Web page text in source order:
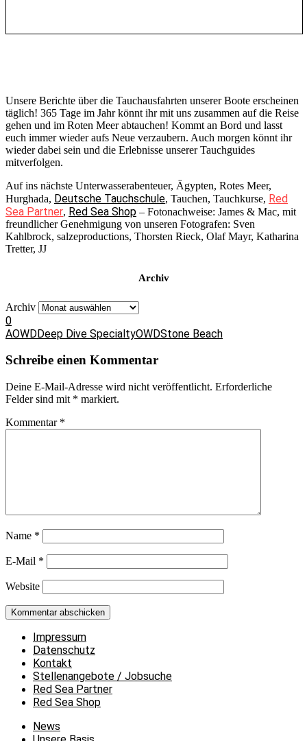
Unsere Berichte über die Tauchausfahrten unserer Boote erscheinen
täglich! 365 Tage im Jahr könnt ihr mit uns zusammen auf die Reise
gehen und im Roten Meer abtauchen! Kommt an Bord und lasst
euch immer wieder aufs Neue verzaubern. Auch morgen könnt ihr
wieder dabei sein und die Erlebnisse unserer Tauchguides
mitverfolgen.
Auf ins nächste Unterwasserabenteuer, Ägypten, Rotes Meer,
Hurghada, Deutsche Tauchschule, Tauchen, Tauchkurse, Red
Sea Partner, Red Sea Shop – Fotonachweise: James & Mac, mit
freundlicher Genehmigung von unseren Fotografen: Sven
Kahlbrock, salzeproductions, Thorsten Rieck, Olaf Mayr, Katharina
Tretter, JJ
Archiv
Archiv
0
AOWDDeep Dive SpecialtyOWDStone Beach
Schreibe einen Kommentar
Deine E-Mail-Adresse wird nicht veröffentlicht. Erforderliche
Felder sind mit * markiert.
Kommentar *
Name *
E-Mail *
Website
Impressum
Datenschutz
Kontakt
Stellenangebote / Jobsuche
Red Sea Partner
Red Sea Shop
News